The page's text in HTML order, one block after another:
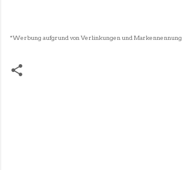
*Werbung aufgrund von Verlinkungen und Markennennung